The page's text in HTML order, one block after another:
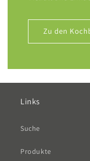
Zu den
Links
Suche
Produkte